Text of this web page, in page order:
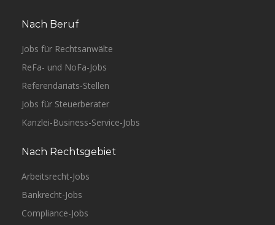
Nach Beruf
Jobs für Rechtsanwälte
ReFa- und NoFa-Jobs
Referendariats-Stellen
Jobs für Steuerberater
Kanzlei-Business-Service-Jobs
Nach Rechtsgebiet
Arbeitsrecht-Jobs
Bankrecht-Jobs
Compliance-Jobs